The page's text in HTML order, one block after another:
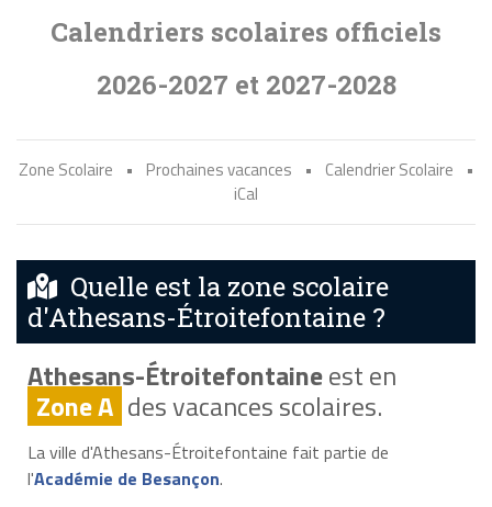
Calendriers scolaires officiels
2026-2027 et 2027-2028
Zone Scolaire • Prochaines vacances • Calendrier Scolaire
•
iCal
Quelle est la zone scolaire
d'Athesans-Étroitefontaine ?
Athesans-Étroitefontaineest en
Zone A des vacances scolaires.
La ville d'Athesans-Étroitefontaine fait partie de
l'Académie de Besançon.